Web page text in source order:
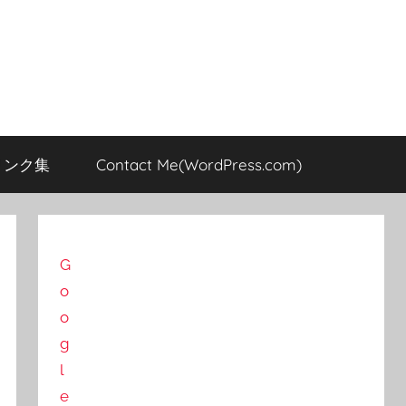
ク集 Contact Me(WordPress.com)
G
o
o
g
l
e